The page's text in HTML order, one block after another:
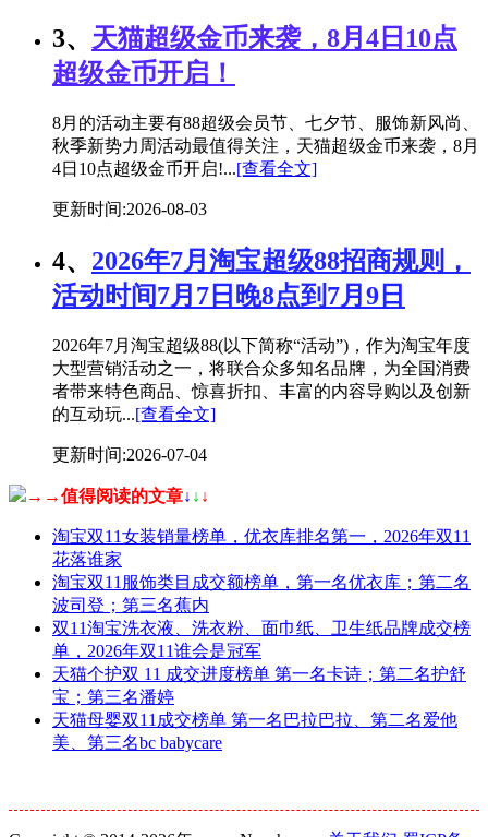
3、 天猫超级金币来袭，8月4日10点
超级金币开启！
8月的活动主要有88超级会员节、七夕节、服饰新风尚、
秋季新势力周活动最值得关注，天猫超级金币来袭，8月
4日10点超级金币开启!...[查看全文]
更新时间:2026-08-03
4、 2026年7月淘宝超级88招商规则，
活动时间7月7日晚8点到7月9日
2026年7月淘宝超级88(以下简称“活动”)，作为淘宝年度
大型营销活动之一，将联合众多知名品牌，为全国消费
者带来特色商品、惊喜折扣、丰富的内容导购以及创新
的互动玩...[查看全文]
更新时间:2026-07-04
→→值得阅读的文章↓ ↓ ↓
淘宝双11女装销量榜单，优衣库排名第一，2026年双11
花落谁家
淘宝双11服饰类目成交额榜单，第一名优衣库；第二名
波司登；第三名蕉内
双11淘宝洗衣液、洗衣粉、面巾纸、卫生纸品牌成交榜
单，2026年双11谁会是冠军
天猫个护双 11 成交进度榜单 第一名卡诗；第二名护舒
宝；第三名潘婷
天猫母婴双11成交榜单 第一名巴拉巴拉、第二名爱他
美、第三名bc babycare